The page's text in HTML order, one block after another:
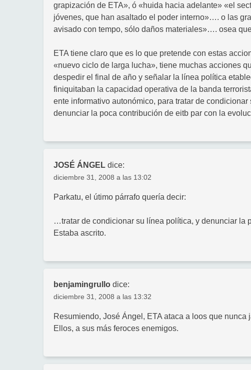
grapización de ETA», ó «huida hacia adelante» «el
jóvenes, que han asaltado el poder interno»…. o las
avisado con tempo, sólo daños materiales»…. osea
ETA tiene claro que es lo que pretende con estas
«nuevo ciclo de larga lucha», tiene muchas acciones
despedir el final de año y señalar la línea política
finiquitaban la capacidad operativa de la banda
ente informativo autonómico, para tratar de
denunciar la poca contribución de eitb par con la
JOSÉ ÁNGEL dice:
diciembre 31, 2008 a las 13:02
Parkatu, el útimo párrafo quería decir:
…tratar de condicionar su línea política, y denunciar la
Estaba ascrito.
benjamingrullo dice:
diciembre 31, 2008 a las 13:32
Resumiendo, José Ángel, ETA ataca a loos que
Ellos, a sus más feroces enemigos.